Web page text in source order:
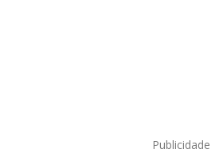
Publicidade